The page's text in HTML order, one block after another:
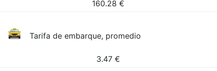
160.28 €
Tarifa de embarque, promedio
3.47 €